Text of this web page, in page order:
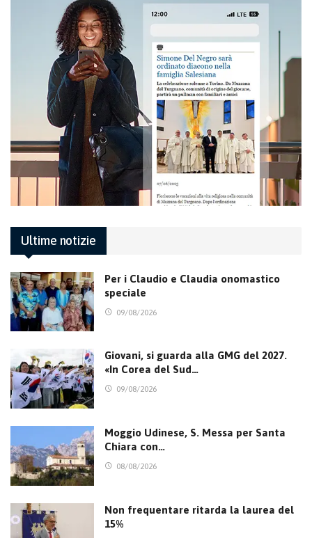
Ultime notizie
Per i Claudio e Claudia onomastico
speciale
09/08/2026
Giovani, si guarda alla GMG del 2027.
«In Corea del Sud…
09/08/2026
Moggio Udinese, S. Messa per Santa
Chiara con…
08/08/2026
Non frequentare ritarda la laurea del
15%